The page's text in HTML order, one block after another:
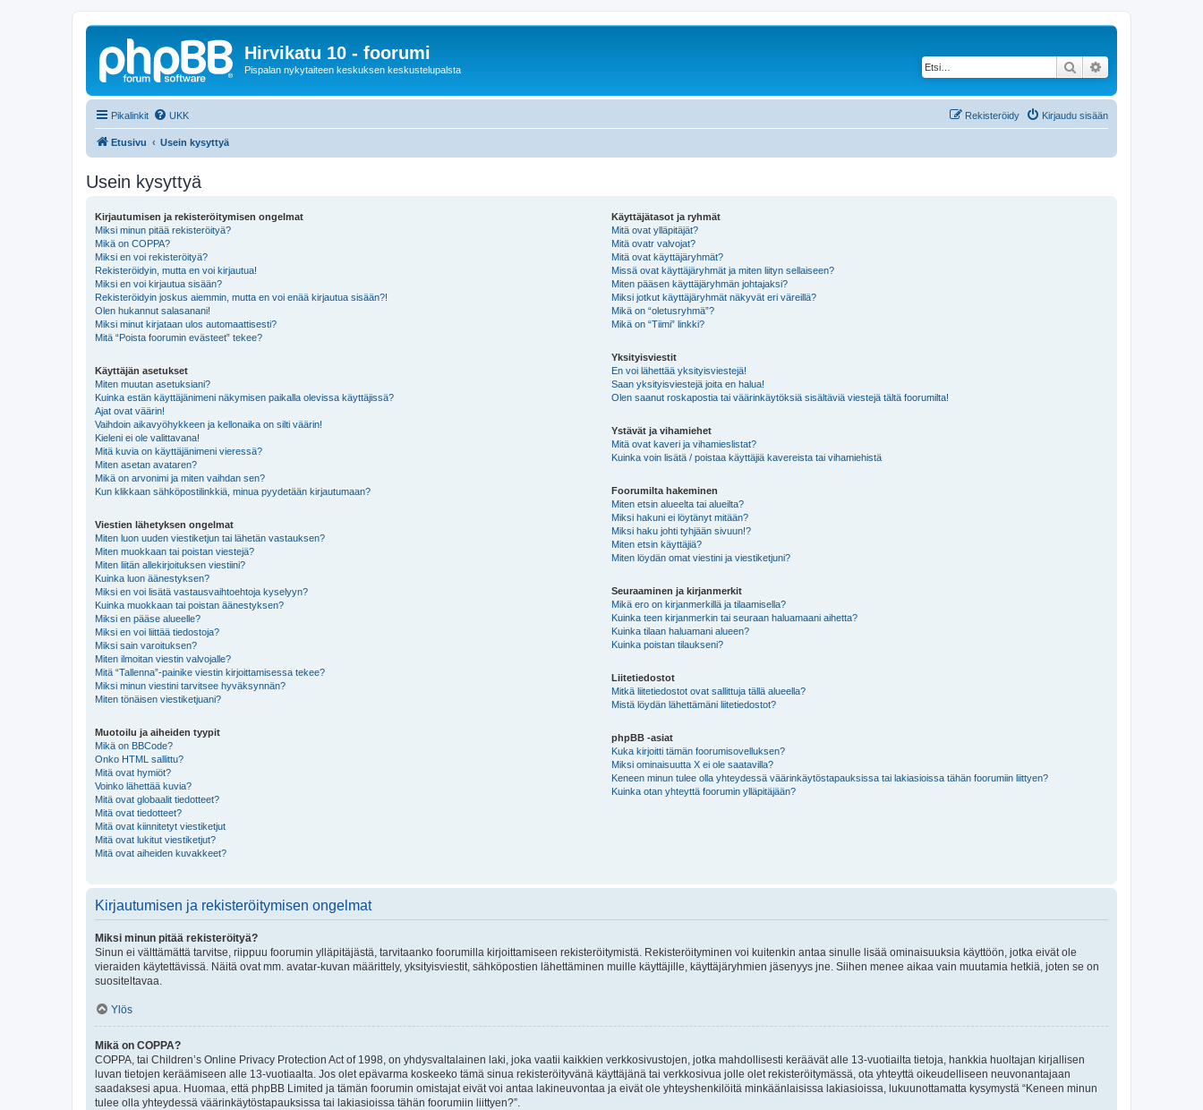
Hirvikatu 10 - foorumi
Pispalan nykytaiteen keskuksen keskustelupalsta Etsi
Pikalinkit UKK Kirjaudu sisään
Rekisteröidy
Etusivu Usein kysyttyä
Usein kysyttyä
Kirjautumisen ja rekisteröitymisen ongelmat
Miksi minun pitää rekisteröityä?
Mikä on COPPA?
Miksi en voi rekisteröityä?
Rekisteröidyin, mutta en voi kirjautua!
Miksi en voi kirjautua sisään?
Rekisteröidyin joskus aiemmin, mutta en voi enää kirjautua sisään?!
Olen hukannut salasanani!
Miksi minut kirjataan ulos automaattisesti?
Mitä “Poista foorumin evästeet” tekee?
Käyttäjän asetukset
Miten muutan asetuksiani?
Kuinka estän käyttäjänimeni näkymisen paikalla olevissa käyttäjissä?
Ajat ovat väärin!
Vaihdoin aikavyöhykkeen ja kellonaika on silti väärin!
Kieleni ei ole valittavana!
Mitä kuvia on käyttäjänimeni vieressä?
Miten asetan avataren?
Mikä on arvonimi ja miten vaihdan sen?
Kun klikkaan sähköpostilinkkiä, minua pyydetään kirjautumaan?
Viestien lähetyksen ongelmat
Miten luon uuden viestiketjun tai lähetän vastauksen?
Miten muokkaan tai poistan viestejä?
Miten liitän allekirjoituksen viestiini?
Kuinka luon äänestyksen?
Miksi en voi lisätä vastausvaihtoehtoja kyselyyn?
Kuinka muokkaan tai poistan äänestyksen?
Miksi en pääse alueelle?
Miksi en voi liittää tiedostoja?
Miksi sain varoituksen?
Miten ilmoitan viestin valvojalle?
Mitä “Tallenna”-painike viestin kirjoittamisessa tekee?
Miksi minun viestini tarvitsee hyväksynnän?
Miten tönäisen viestiketjuani?
Muotoilu ja aiheiden tyypit
Mikä on BBCode?
Onko HTML sallittu?
Mitä ovat hymiöt?
Voinko lähettää kuvia?
Mitä ovat globaalit tiedotteet?
Mitä ovat tiedotteet?
Mitä ovat kiinnitetyt viestiketjut
Mitä ovat lukitut viestiketjut?
Mitä ovat aiheiden kuvakkeet?
Käyttäjätasot ja ryhmät
Mitä ovat ylläpitäjät?
Mitä ovatr valvojat?
Mitä ovat käyttäjäryhmät?
Missä ovat käyttäjäryhmät ja miten liityn sellaiseen?
Miten pääsen käyttäjäryhmän johtajaksi?
Miksi jotkut käyttäjäryhmät näkyvät eri väreillä?
Mikä on “oletusryhmä”?
Mikä on “Tiimi” linkki?
Yksityisviestit
En voi lähettää yksityisviestejä!
Saan yksityisviestejä joita en halua!
Olen saanut roskapostia tai väärinkäytöksiä sisältäviä viestejä tältä foorumilta!
Ystävät ja vihamiehet
Mitä ovat kaveri ja vihamieslistat?
Kuinka voin lisätä / poistaa käyttäjiä kavereista tai vihamiehistä
Foorumilta hakeminen
Miten etsin alueelta tai alueilta?
Miksi hakuni ei löytänyt mitään?
Miksi haku johti tyhjään sivuun!?
Miten etsin käyttäjiä?
Miten löydän omat viestini ja viestiketjuni?
Seuraaminen ja kirjanmerkit
Mikä ero on kirjanmerkillä ja tilaamisella?
Kuinka teen kirjanmerkin tai seuraan haluamaani aihetta?
Kuinka tilaan haluamani alueen?
Kuinka poistan tilaukseni?
Liitetiedostot
Mitkä liitetiedostot ovat sallittuja tällä alueella?
Mistä löydän lähettämäni liitetiedostot?
phpBB -asiat
Kuka kirjoitti tämän foorumisovelluksen?
Miksi ominaisuutta X ei ole saatavilla?
Keneen minun tulee olla yhteydessä väärinkäytöstapauksissa tai lakiasioissa tähän foorumiin liittyen?
Kuinka otan yhteyttä foorumin ylläpitäjään?
Kirjautumisen ja rekisteröitymisen ongelmat
Miksi minun pitää rekisteröityä?
Sinun ei välttämättä tarvitse, riippuu foorumin ylläpitäjästä, tarvitaanko foorumilla kirjoittamiseen rekisteröitymistä. Rekisteröityminen voi kuitenkin antaa sinulle lisää ominaisuuksia käyttöön, jotka eivät ole
vieraiden käytettävissä. Näitä ovat mm. avatar-kuvan määrittely, yksityisviestit, sähköpostien lähettäminen muille käyttäjille, käyttäjäryhmien jäsenyys jne. Siihen menee aikaa vain muutamia hetkiä, joten se on
suositeltavaa.
Ylös
Mikä on COPPA?
COPPA, tai Children’s Online Privacy Protection Act of 1998, on yhdysvaltalainen laki, joka vaatii kaikkien verkkosivustojen, jotka mahdollisesti keräävät alle 13-vuotiailta tietoja, hankkia huoltajan kirjallisen
luvan tietojen keräämiseen alle 13-vuotiaalta. Jos olet epävarma koskeeko tämä sinua rekisteröityvänä käyttäjänä tai verkkosivua jolle olet rekisteröitymässä, ota yhteyttä oikeudelliseen neuvonantajaan
saadaksesi apua. Huomaa, että phpBB Limited ja tämän foorumin omistajat eivät voi antaa lakineuvontaa ja eivät ole yhteyshenkilöitä minkäänlaisissa lakiasioissa, lukuunottamatta kysymystä “Keneen minun
tulee olla yhteydessä väärinkäytöstapauksissa tai lakiasioissa tähän foorumiin liittyen?”.